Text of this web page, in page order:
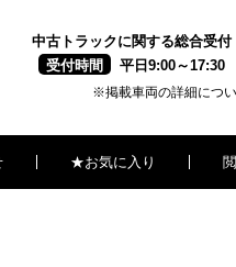
中古トラックに関する総合受付
受付時間
平日9:00～17:30
※掲載車両の詳細につ
★お気に入り